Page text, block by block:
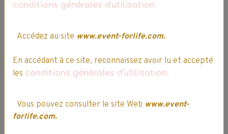
Aurore - Poussière
d'étoiles II - Disney
19,99€ 16,99€ TTC
Elsa - Disney
conditions générales d'utilisation.
Accédez au site www.event-forlife.com.
En accédant à ce site, reconnaissez avoir lu et accepté
les conditions générales d'utilisation.
Vous pouvez consulter le site Web www.event-
forlife.com.